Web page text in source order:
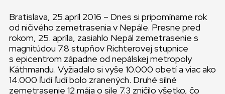
Bratislava, 25.apríl 2016 – Dnes si pripomíname rok
od ničivého zemetrasenia v Nepále. Presne pred
rokom, 25. apríla, zasiahlo Nepál zemetrasenie s
magnitúdou 7.8 stupňov Richterovej stupnice
s epicentrom západne od nepálskej metropoly
Káthmandu. Vyžiadalo si vyše 10.000 obetí a viac ako
14.000 ľudí ľudí bolo zranených. Druhé silné
zemetrasenie 12.mája o sile 7.3 zničilo všetko, čo